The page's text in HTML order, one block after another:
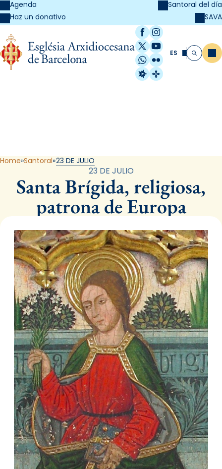
Agenda
Haz un donativo
Santoral del día
SAVA
Facebook
Instagram
X / Twitter
YouTube
WhatsApp
Flickr
Radio Estel
Catalunya
ES Buscar
Home Santoral 23 DE JULIO
23 DE JULIO
Santa Brígida, religiosa,
patrona de Europa